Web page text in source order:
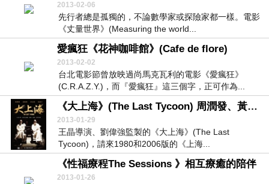
2013-02-06
先行者總是孤獨的，不論數學家或探險家都一樣。電影
《丈量世界》(Measuring the world...
愛瘋狂《花神咖啡館》(Cafe de flore)
2013-02-02
台北電影節曾放映過尚馬克瓦利的電影《愛瘋狂》
(C.R.A.Z.Y.)，而『愛瘋狂』這三個字，正可作為...
《大上海》(The Last Tycoon) 周潤發、黃曉明的世代交會
2013-01-29
王晶導演、劉偉強監製的《大上海》(The Last
Tycoon)，請來1980和2006版的《上海...
《性福療程The Sessions 》相互療癒的陪伴
2013-01-26